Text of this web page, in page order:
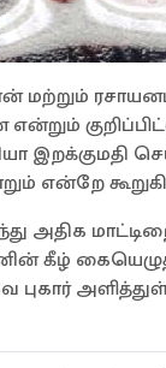
மற்றும்
இறக்குமதி
என்றே
அதிக
கீழ்
புகார்